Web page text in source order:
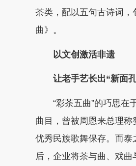
茶类，配以五句古诗词
曲》。
以文创激活非遗
让老手艺长出“新面
“彩茶五曲”的巧思在于
曲目，曾被周恩来总理称
优秀民族歌舞保存。而
后，企业将茶与曲、戏